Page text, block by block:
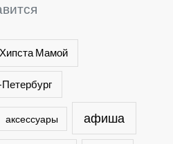
Мамой
аксессуары афиша